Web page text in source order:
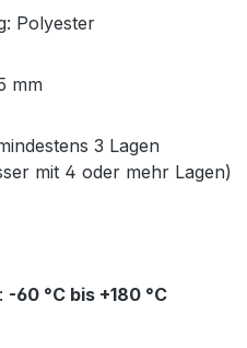
Polyester
mm
3 Lagen
mit 4 oder mehr Lagen)
-60 °C bis +180 °C